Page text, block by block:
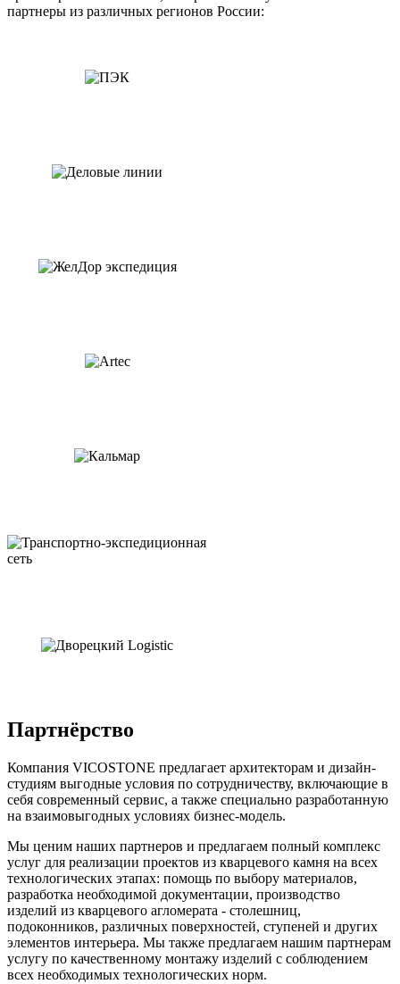
партнеры из различных регионов России:
Партнёрство
Компания VICOSTONE предлагает архитекторам и дизайн-
студиям выгодные условия по сотрудничеству, включающие в
себя современный сервис, а также специально разработанную
на взаимовыгодных условиях бизнес-модель.
Мы ценим наших партнеров и предлагаем полный комплекс
услуг для реализации проектов из кварцевого камня на всех
технологических этапах: помощь по выбору материалов,
разработка необходимой документации, производство
изделий из кварцевого агломерата - столешниц,
подоконников, различных поверхностей, ступеней и других
элементов интерьера. Мы также предлагаем нашим партнерам
услугу по качественному монтажу изделий с соблюдением
всех необходимых технологических норм.